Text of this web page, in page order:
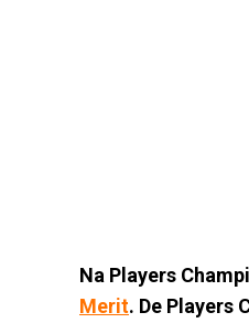
Na Players
Merit. De Players